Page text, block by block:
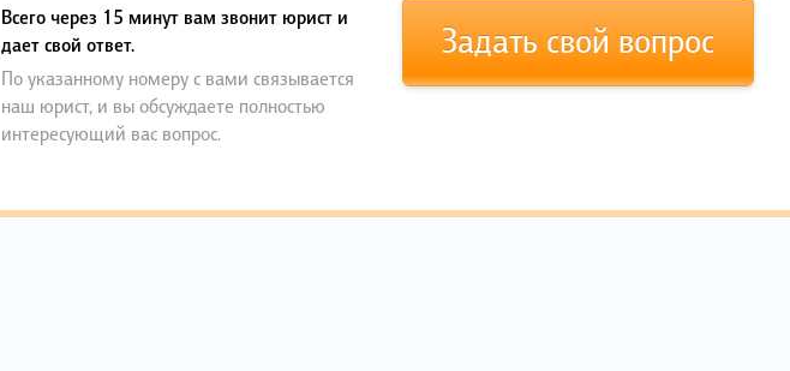
Всего через 15 минут вам звонит юрист и
дает свой ответ.
По указанному номеру с вами связывается
наш юрист, и вы обсуждаете полностью
интересующий вас вопрос.
Задать свой вопрос